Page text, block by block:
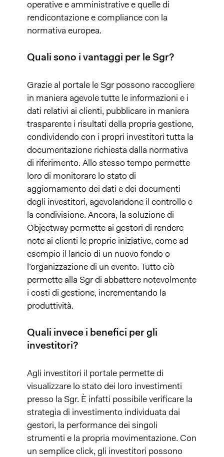
operative e amministrative e quelle di
rendicontazione e compliance con la
normativa europea.
Quali sono i vantaggi per le Sgr?
Grazie al portale le Sgr possono raccogliere
in maniera agevole tutte le informazioni e i
dati relativi ai clienti, pubblicare in maniera
trasparente i risultati della propria gestione,
condividendo con i propri investitori tutta la
documentazione richiesta dalla normativa
di riferimento. Allo stesso tempo permette
loro di monitorare lo stato di
aggiornamento dei dati e dei documenti
degli investitori, agevolandone il controllo e
la condivisione. Ancora, la soluzione di
Objectway permette ai gestori di rendere
note ai clienti le proprie iniziative, come ad
esempio il lancio di un nuovo fondo o
l’organizzazione di un evento. Tutto ciò
permette alla Sgr di abbattere notevolmente
i costi di gestione, incrementando la
produttività.
Quali invece i benefici per gli
investitori?
Agli investitori il portale permette di
visualizzare lo stato dei loro investimenti
presso la Sgr. È infatti possibile verificare la
strategia di investimento individuata dai
gestori, la performance dei singoli
strumenti e la propria movimentazione. Con
un semplice click, gli investitori possono